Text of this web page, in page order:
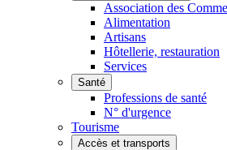
Association des
Alimentation
Artisans
Hôtellerie, restauration
Services
Santé
Professions de santé
N° d'urgence
Tourisme
Accès et transports